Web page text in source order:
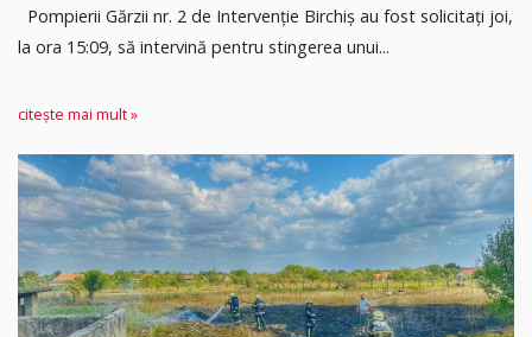
Pompierii Gărzii nr. 2 de Intervenție Birchiș au fost solicitați joi,
la ora 15:09, să intervină pentru stingerea unui...
citește mai mult »